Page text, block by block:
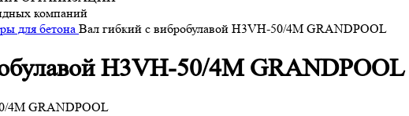
компаний
для бетона Вал гибкий с вибробулавой H3VH-50/4M GRANDPOOL
H3VH-50/4M GRANDPOOL
4M GRANDPOOL